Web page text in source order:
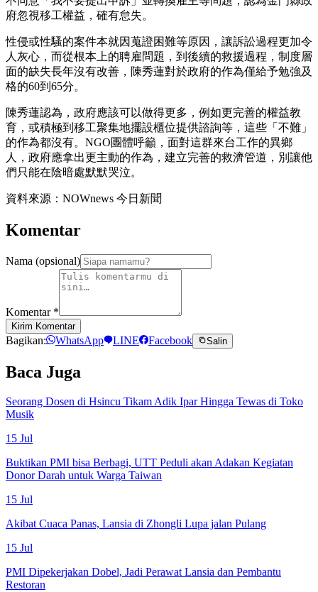
府忽視移工權益，確有怠失。
性侵或性騷的案件本就因蒐證困難等原因，讓訴訟過程更加令
人灰心，而從根本上的聘雇問題，到後續的救援過程，制度層
面的缺失長年沒有改善，陳秀蓮對於政府的作為僅給予勉強及
格的60到65分。
陳秀蓮認為，政府應該可以做得更多，例如更完善的權益教
育，或積極到移工聚集地擺設櫃位提供諮詢等，這些「不難」
的作為都沒有。NGO團體呼籲，面對這群來台工作的異鄉
人，政府應拿出更主動的作為，建立完善的救濟管道，別讓他
們只能在陰暗處默默哭泣。
資料來源：NOWnews 今日新聞
Komentar
Nama (opsional)
Komentar *
Kirim Komentar
Bagikan: WhatsApp LINE Facebook Salin
Baca Juga
Seorang Dosen di Hsincu Tikam Adik Ipar Hingga Tewas di Toko
Musik
15 Jul
Buktikan PMI bisa Berbagi, UTT Peduli akan Adakan Kegiatan
Donor Darah untuk Warga Taiwan
15 Jul
Akibat Cuaca Panas, Lansia di Zhongli Lupa jalan Pulang
15 Jul
PMI Dipekerjakan Dobel, Jadi Perawat Lansia dan Pembantu
Restoran